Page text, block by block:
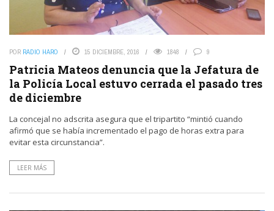
POR RADIO HARO 15 DICIEMBRE, 2016 1848 9
Patricia Mateos denuncia que la Jefatura de
la Policía Local estuvo cerrada el pasado tres
de diciembre
La concejal no adscrita asegura que el tripartito “mintió cuando
afirmó que se había incrementado el pago de horas extra para
evitar esta circunstancia”.
LEER MÁS